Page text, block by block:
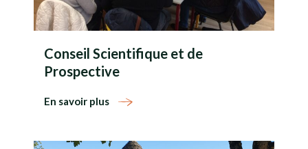
Conseil Scientifique et de
Prospective
En savoir plus